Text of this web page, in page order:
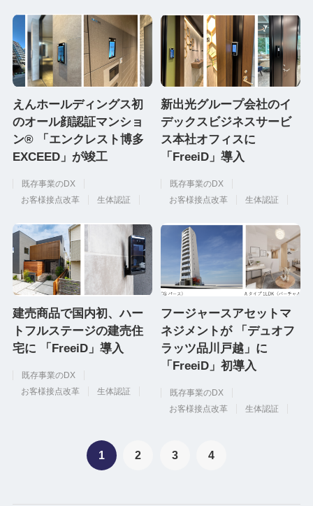
えんホールディングス初
のオール顔認証マンショ
ン® 「エンクレスト博多
EXCEED」が竣工
既存事業のDX
お客様接点改革
生体認証
新出光グループ会社のイ
デックスビジネスサービ
ス本社オフィスに
「FreeiD」導入
既存事業のDX
お客様接点改革
生体認証
建売商品で国内初、ハー
トフルステージの建売住
宅に 「FreeiD」導入
既存事業のDX
お客様接点改革
生体認証
フージャースアセットマ
ネジメントが 「デュオフ
ラッツ品川戸越」に
「FreeiD」初導入
既存事業のDX
お客様接点改革
生体認証
1 2 3 4